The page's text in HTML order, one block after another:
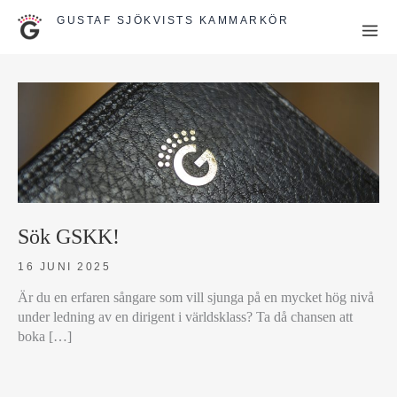
GUSTAF SJÖKVISTS KAMMARKÖR
Sök GSKK!
16 JUNI 2025
Är du en erfaren sångare som vill sjunga på en mycket hög nivå
under ledning av en dirigent i världsklass? Ta då chansen att
boka […]